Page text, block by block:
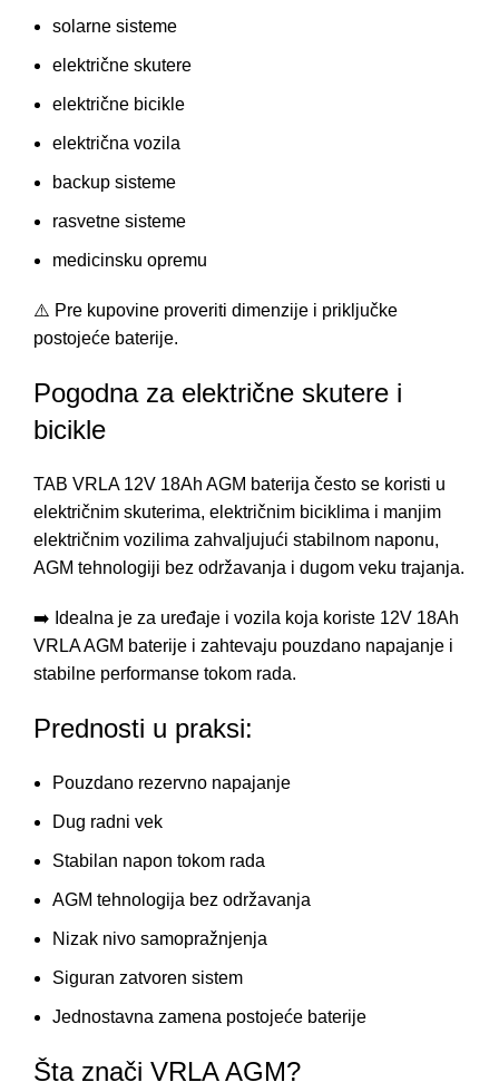
solarne sisteme
električne skutere
električne bicikle
električna vozila
backup sisteme
rasvetne sisteme
medicinsku opremu
⚠️ Pre kupovine proveriti dimenzije i priključke
postojeće baterije.
Pogodna za električne skutere i
bicikle
TAB VRLA 12V 18Ah AGM baterija često se koristi u
električnim skuterima, električnim biciklima i manjim
električnim vozilima zahvaljujući stabilnom naponu,
AGM tehnologiji bez održavanja i dugom veku trajanja.
➡️ Idealna je za uređaje i vozila koja koriste 12V 18Ah
VRLA AGM baterije i zahtevaju pouzdano napajanje i
stabilne performanse tokom rada.
Prednosti u praksi:
Pouzdano rezervno napajanje
Dug radni vek
Stabilan napon tokom rada
AGM tehnologija bez održavanja
Nizak nivo samopražnjenja
Siguran zatvoren sistem
Jednostavna zamena postojeće baterije
Šta znači VRLA AGM?